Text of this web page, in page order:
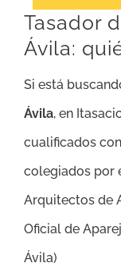
Tasador
Ávila:
Si está
Ávila, en
cualificados
colegiados por
Arquitectos de
Oficial de
Ávila)